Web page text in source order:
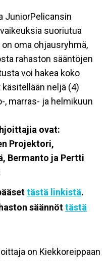
JuniorPelicansin
suoriutua
oma ohjausryhmä,
rahaston sääntöjen
voi hakea koko
neljä (4)
, marras- ja helmikuun
ovat:
Projektori,
Bermanto ja Pertti
tästä linkistä.
säännöttästä
on Kiekkoreippaan